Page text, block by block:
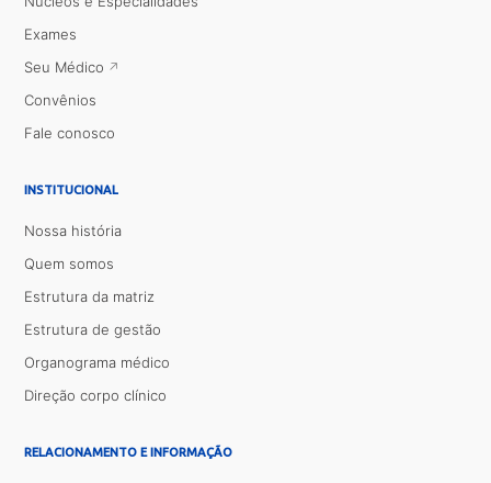
Exames
Seu Médico
Convênios
Fale conosco
INSTITUCIONAL
Nossa história
Quem somos
Estrutura da matriz
Estrutura de gestão
Organograma médico
Direção corpo clínico
RELACIONAMENTO E INFORMAÇÃO